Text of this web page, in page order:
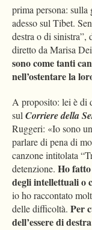
prima persona:
adesso sul Tibet.
destra o di sinistra”,
diretto da Marisa
sono come tanti
nell’ostentare la
A proposito: lei è di
sulCorriere della
Ruggeri: «Io sono
parlare di pena di
canzone intitolata
detenzione. Ho
degli intellettuali o
io ho raccontato
delle difficoltà. Per
dell’essere di destra